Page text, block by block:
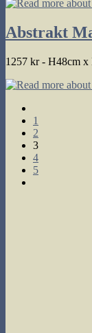
Abstrakt
1257 kr - H48cm x
to
the
previous
page
1
2
3
4
5